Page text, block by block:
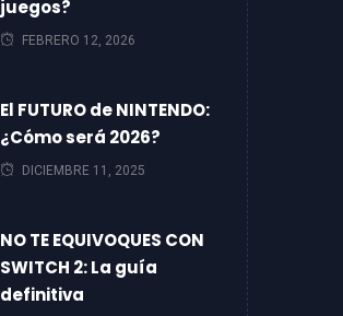
juegos?
FEBRERO 12, 2026
El FUTURO de NINTENDO:
¿Cómo será 2026?
DICIEMBRE 11, 2025
NO TE EQUIVOQUES CON
SWITCH 2: La guía
definitiva